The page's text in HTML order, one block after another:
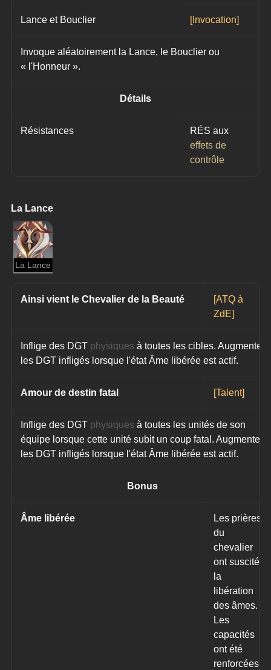
Lance et Bouclier [Invocation]
Invoque aléatoirement la Lance, le Bouclier ou
« l'Honneur ».
Détails
Résistances
RÉS aux
effets de
contrôle
La Lance
La Lance
Ainsi vient le Chevalier de la Beauté
[ATQ à
ZdE]
Inflige des DGT physiques à toutes les cibles. Augmente
les DGT infligés lorsque l'état Âme libérée est actif.
Amour de destin fatal [Talent]
Inflige des DGT physiques à toutes les unités de son
équipe lorsque cette unité subit un coup fatal. Augmente
les DGT infligés lorsque l'état Âme libérée est actif.
Bonus
Âme libérée
Les prières
du
chevalier
ont suscité
la
libération
des âmes.
Les
capacités
ont été
renforcées.